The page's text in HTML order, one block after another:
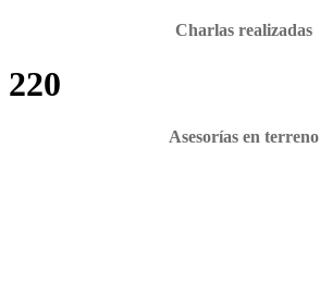
Charlas realizadas
220
Asesorías en terreno